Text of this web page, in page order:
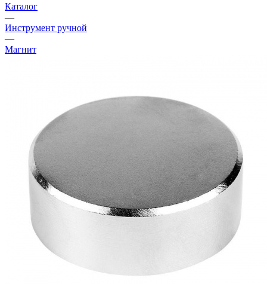
Каталог
—
Инструмент ручной
—
Магнит